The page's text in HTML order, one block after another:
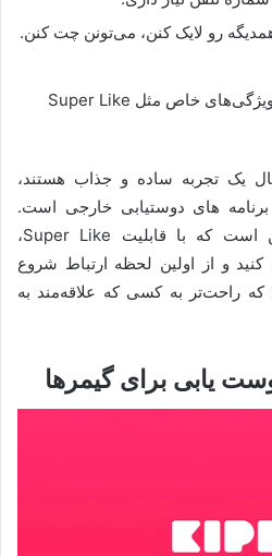
رو لایک کنن، می‌تونن چت کنن.
رایگان ولی برای ویژگی‌های خاص مثل Super Like
یک تجربه ساده و جذاب هستند،
های دوستیابی خارجی است.
ویژگی جذاب این برنامه این است که با قابلیت Super Like،
و از اولین لحظه ارتباط شروع
راحت‌تر به کسی که علاقه‌مند به